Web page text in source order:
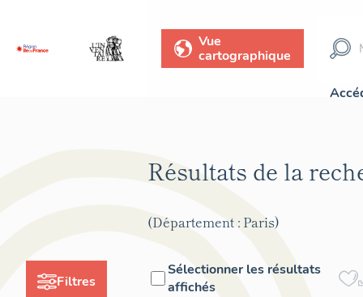
Vue
cartographique
Filtres
Résultats de la
(Département : Paris)
Sélectionner les résultats
affichés